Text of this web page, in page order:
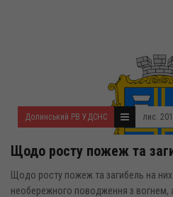
Долинський РВ УДСНС лис.
Щодо росту пожеж та
Щодо росту пожеж та загибель на
необережного поводження з вогнем,